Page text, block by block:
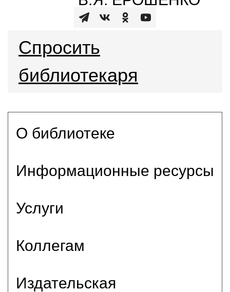
Спросить
библиотекаря
О библиотеке
Информационные ресурсы
Услуги
Коллегам
Издательская